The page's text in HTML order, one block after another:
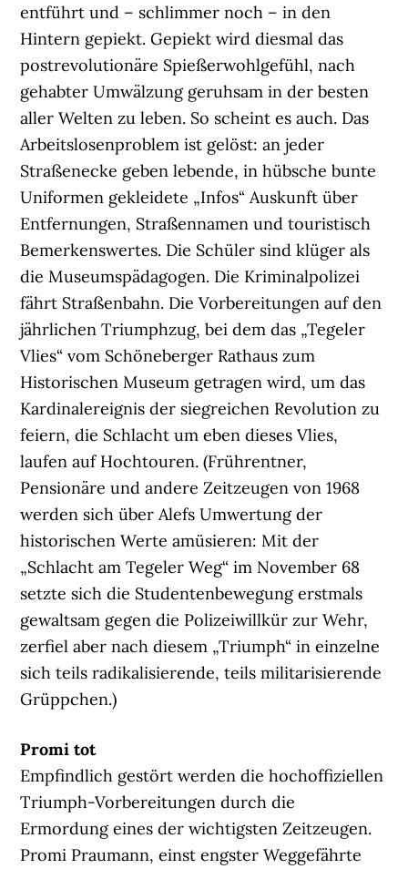
entführt und – schlimmer noch – in den
Hintern gepiekt. Gepiekt wird diesmal das
postrevolutionäre Spießerwohlgefühl, nach
gehabter Umwälzung geruhsam in der besten
aller Welten zu leben. So scheint es auch. Das
Arbeitslosenproblem ist gelöst: an jeder
Straßenecke geben lebende, in hübsche bunte
Uniformen gekleidete „Infos“ Auskunft über
Entfernungen, Straßennamen und touristisch
Bemerkenswertes. Die Schüler sind klüger als
die Museumspädagogen. Die Kriminalpolizei
fährt Straßenbahn. Die Vorbereitungen auf den
jährlichen Triumphzug, bei dem das „Tegeler
Vlies“ vom Schöneberger Rathaus zum
Historischen Museum getragen wird, um das
Kardinalereignis der siegreichen Revolution zu
feiern, die Schlacht um eben dieses Vlies,
laufen auf Hochtouren. (Frührentner,
Pensionäre und andere Zeitzeugen von 1968
werden sich über Alefs Umwertung der
historischen Werte amüsieren: Mit der
„Schlacht am Tegeler Weg“ im November 68
setzte sich die Studentenbewegung erstmals
gewaltsam gegen die Polizeiwillkür zur Wehr,
zerfiel aber nach diesem „Triumph“ in einzelne
sich teils radikalisierende, teils militarisierende
Grüppchen.)
Promi tot
Empfindlich gestört werden die hochoffiziellen
Triumph-Vorbereitungen durch die
Ermordung eines der wichtigsten Zeitzeugen.
Promi Praumann, einst engster Weggefährte